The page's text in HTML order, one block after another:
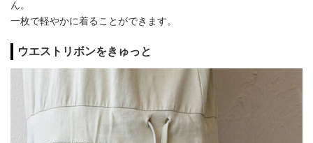
ん。
一枚で軽やかに着ることができます。
ウエストリボンをきゅっと